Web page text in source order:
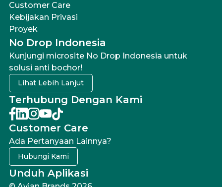
Customer Care
Kebijakan Privasi
Proyek
No Drop Indonesia
Kunjungi microsite No Drop Indonesia untuk
solusi anti bochor!
Lihat Lebih Lanjut
Terhubung Dengan Kami
Customer Care
Ada Pertanyaan Lainnya?
Hubungi Kami
Unduh Aplikasi